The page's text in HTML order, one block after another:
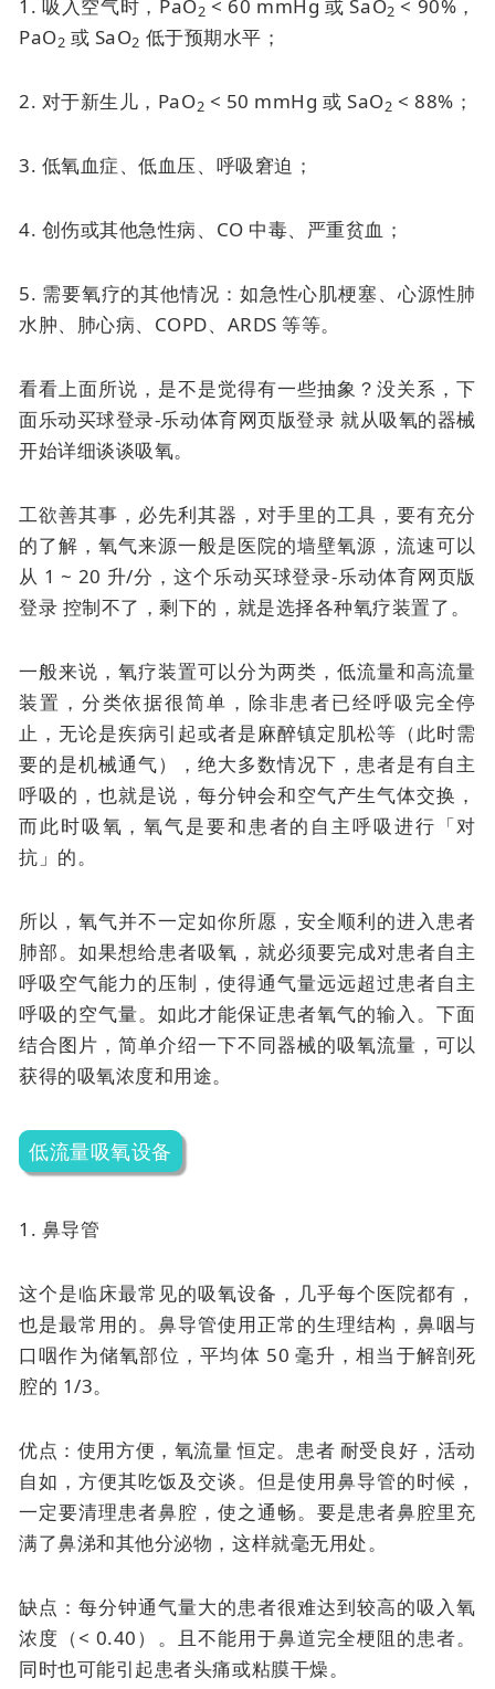
1. 吸入空气时，PaO2 < 60 mmHg 或 SaO2 < 90%，
PaO2 或 SaO2 低于预期水平；
2. 对于新生儿，PaO2 < 50 mmHg 或 SaO2 < 88%；
3. 低氧血症、低血压、呼吸窘迫；
4. 创伤或其他急性病、CO 中毒、严重贫血；
5. 需要氧疗的其他情况：如急性心肌梗塞、心源性肺
水肿、肺心病、COPD、ARDS 等等。
看看上面所说，是不是觉得有一些抽象？没关系，下
面乐动买球登录-乐动体育网页版登录 就从吸氧的器械
开始详细谈谈吸氧。
工欲善其事，必先利其器，对手里的工具，要有充分
的了解，氧气来源一般是医院的墙壁氧源，流速可以
从 1 ~ 20 升/分，这个乐动买球登录-乐动体育网页版
登录 控制不了，剩下的，就是选择各种氧疗装置了。
一般来说，氧疗装置可以分为两类，低流量和高流量
装置，分类依据很简单，除非患者已经呼吸完全停
止，无论是疾病引起或者是麻醉镇定肌松等（此时需
要的是机械通气），绝大多数情况下，患者是有自主
呼吸的，也就是说，每分钟会和空气产生气体交换，
而此时吸氧，氧气是要和患者的自主呼吸进行「对
抗」的。
所以，氧气并不一定如你所愿，安全顺利的进入患者
肺部。如果想给患者吸氧，就必须要完成对患者自主
呼吸空气能力的压制，使得通气量远远超过患者自主
呼吸的空气量。如此才能保证患者氧气的输入。下面
结合图片，简单介绍一下不同器械的吸氧流量，可以
获得的吸氧浓度和用途。
低流量吸氧设备
1. 鼻导管
这个是临床最常见的吸氧设备，几乎每个医院都有，
也是最常用的。鼻导管使用正常的生理结构，鼻咽与
口咽作为储氧部位，平均体 50 毫升，相当于解剖死
腔的 1/3。
优点：使用方便， 氧流量恒定。患者 耐受良好，活动
自如，方便其吃饭及交谈。但是使用鼻导管的时候，
一定要清理患者鼻腔，使之通畅。要是患者鼻腔里充
满了鼻涕和其他分泌物，这样就毫无用处。
缺点：每分钟通气量大的患者很难达到较高的吸入氧
浓度（< 0.40）。且不能用于鼻道完全梗阻的患者。
同时也可能引起患者头痛或粘膜干燥。